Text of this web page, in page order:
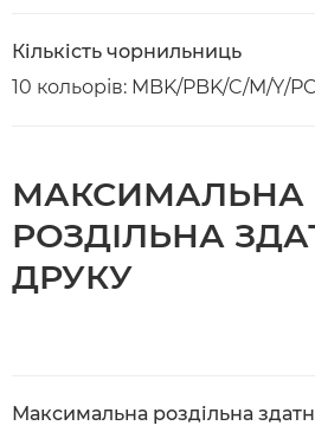
Кількість чорнильниць
10 кольорів: MBK/PBK/C/M/Y/
МАКСИМАЛЬНА
РОЗДІЛЬНА
ДРУКУ
Максимальна роздільна